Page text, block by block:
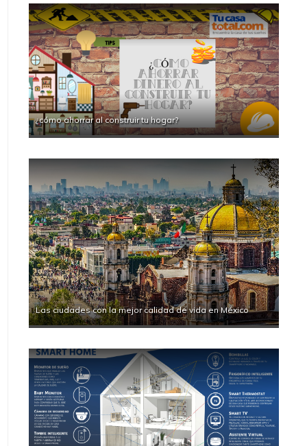
¿cómo ahorrar al construir tu hogar?
Las ciudades con la mejor calidad de vida en México